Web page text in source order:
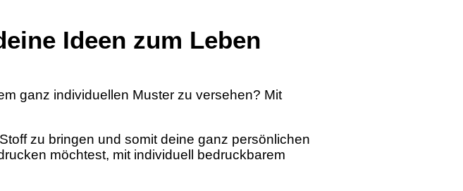
Ideen zum Leben
ganz individuellen Muster zu versehen? Mit
zu bringen und somit deine ganz persönlichen
möchtest, mit individuell bedruckbarem